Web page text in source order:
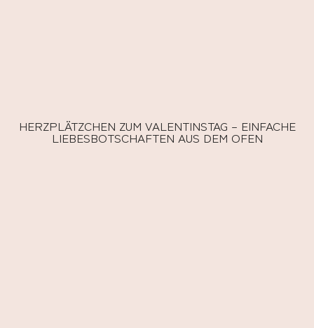
HERZPLÄTZCHEN ZUM VALENTINSTAG – EINFACHE
LIEBESBOTSCHAFTEN AUS DEM OFEN